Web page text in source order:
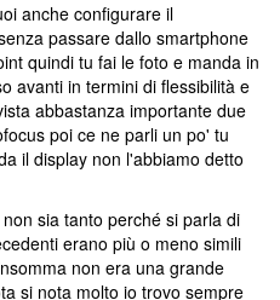
anche configurare il
passare dallo smartphone
quindi tu fai le foto e manda in
avanti in termini di flessibilità e
abbastanza importante due
poi ce ne parli un po' tu
il display non l'abbiamo detto
sia tanto perché si parla di
erano più o meno simili
non era una grande
si nota molto io trovo sempre